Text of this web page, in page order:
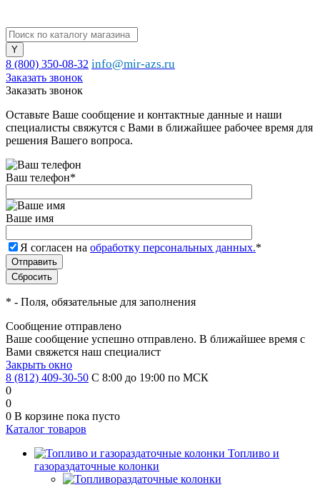
8 (800) 350-08-32 info@mir-azs.ru
Заказать звонок
Заказать звонок
Оставьте Ваше сообщение и контактные данные и наши
специалисты свяжутся с Вами в ближайшее рабочее время для
решения Вашего вопроса.
Ваш телефон*
Ваше имя
Я согласен на обработку персональных данных.*
* - Поля, обязательные для заполнения
Сообщение отправлено
Ваше сообщение успешно отправлено. В ближайшее время с
Вами свяжется наш специалист
Закрыть окно
8 (812) 409-30-50 С 8:00 до 19:00 по МСК
0
0
0 В корзине пока пусто
Каталог товаров
Топливо и
газораздаточные колонки